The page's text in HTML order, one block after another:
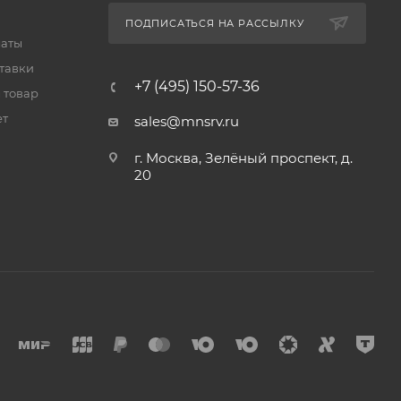
товар
ПОДПИСАТЬСЯ НА РАССЫЛКУ
+7 (495) 150-57-36
sales@mnsrv.ru
г. Москва, Зелёный проспект, д.
20